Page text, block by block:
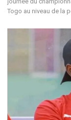
Togo au niveau de la